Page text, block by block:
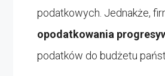
podatkowych. Jednakże,
opodatkowania
podatków do budżetu